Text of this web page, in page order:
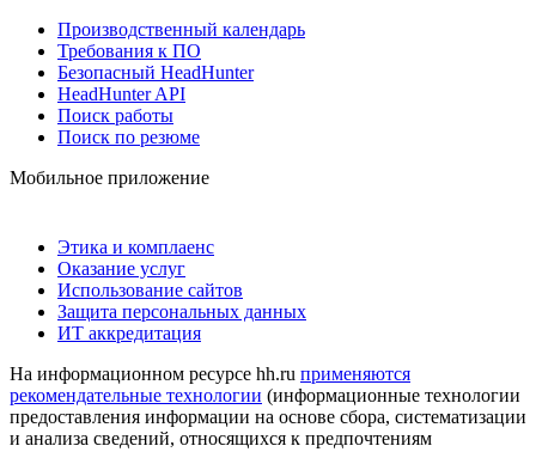
Производственный календарь
Требования к ПО
Безопасный HeadHunter
HeadHunter API
Поиск работы
Поиск по резюме
Мобильное приложение
Этика и комплаенс
Оказание услуг
Использование сайтов
Защита персональных данных
ИТ аккредитация
На информационном ресурсе hh.ru применяются
рекомендательные технологии (информационные технологии
предоставления информации на основе сбора, систематизации
и анализа сведений, относящихся к предпочтениям